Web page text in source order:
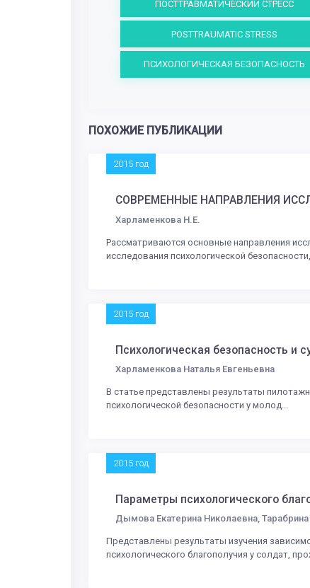
ПОСТТРАВМАТИЧЕСКИЙ СТРЕСС
POSTTRAUMATIC STRESS
ПСИХОЛОГИЧЕСКАЯ БЕЗОПАСНОСТЬ
ПОХОЖИЕ ПУБЛИКАЦИИ
2015 год
СОВРЕМЕННЫЕ НАПРАВЛЕНИЯ
Харламенкова Н.Е.
Рассматриваются основные направления
исследования психологической
2015 год
Психологическая безопасность и
Харламенкова Наталья Евгеньевна
В статье представлены результаты
психологической безопасности у молод...
2015 год
Параметры психологического
Дымова Екатерина Николаевна,
Представлены результаты изучения
психологического благополучия у солдат,